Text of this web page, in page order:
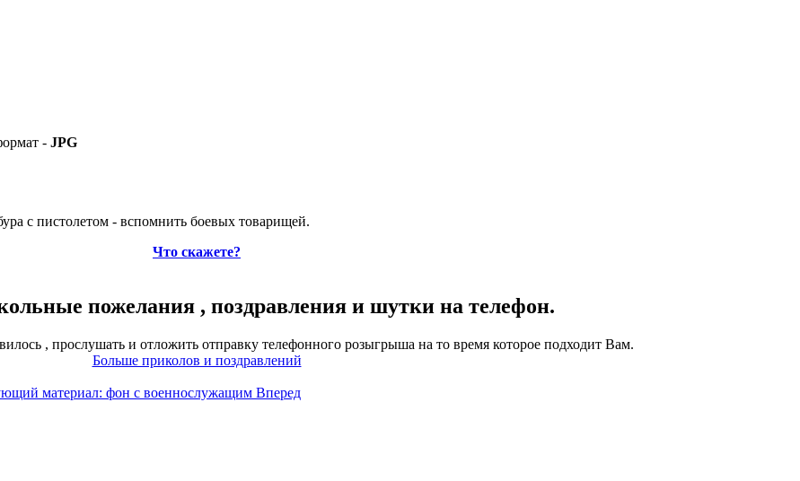
- JPG
с пистолетом - вспомнить боевых товарищей.
Что скажете?
пожелания , поздравления и шутки на телефон.
, прослушать и отложить отправку телефонного розыгрыша на то время которое подходит Вам.
Больше приколов и поздравлений
материал: фон с военнослужащим Вперед